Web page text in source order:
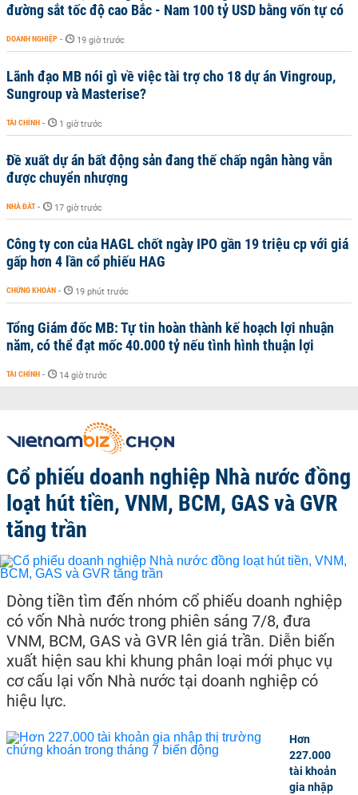
đường sắt tốc độ cao Bắc - Nam 100 tỷ USD bằng vốn tự có
DOANH NGHIỆP - 19 giờ trước
Lãnh đạo MB nói gì về việc tài trợ cho 18 dự án Vingroup,
Sungroup và Masterise?
TÀI CHÍNH - 1 giờ trước
Đề xuất dự án bất động sản đang thế chấp ngân hàng vẫn
được chuyển nhượng
NHÀ ĐẤT - 17 giờ trước
Công ty con của HAGL chốt ngày IPO gần 19 triệu cp với giá
gấp hơn 4 lần cổ phiếu HAG
CHỨNG KHOÁN - 19 phút trước
Tổng Giám đốc MB: Tự tin hoàn thành kế hoạch lợi nhuận
năm, có thể đạt mốc 40.000 tỷ nếu tình hình thuận lợi
TÀI CHÍNH - 14 giờ trước
Cổ phiếu doanh nghiệp Nhà nước đồng
loạt hút tiền, VNM, BCM, GAS và GVR
tăng trần
Dòng tiền tìm đến nhóm cổ phiếu doanh nghiệp
có vốn Nhà nước trong phiên sáng 7/8, đưa
VNM, BCM, GAS và GVR lên giá trần. Diễn biến
xuất hiện sau khi khung phân loại mới phục vụ
cơ cấu lại vốn Nhà nước tại doanh nghiệp có
hiệu lực.
Hơn
227.000
tài khoản
gia nhập